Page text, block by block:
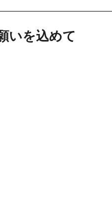
いを込めて